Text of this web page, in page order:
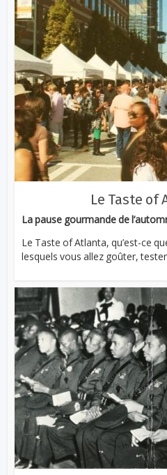
Le Taste of
La pause gourmande de
Le Taste of Atlanta, qu’est-ce
lesquels vous allez goûter,